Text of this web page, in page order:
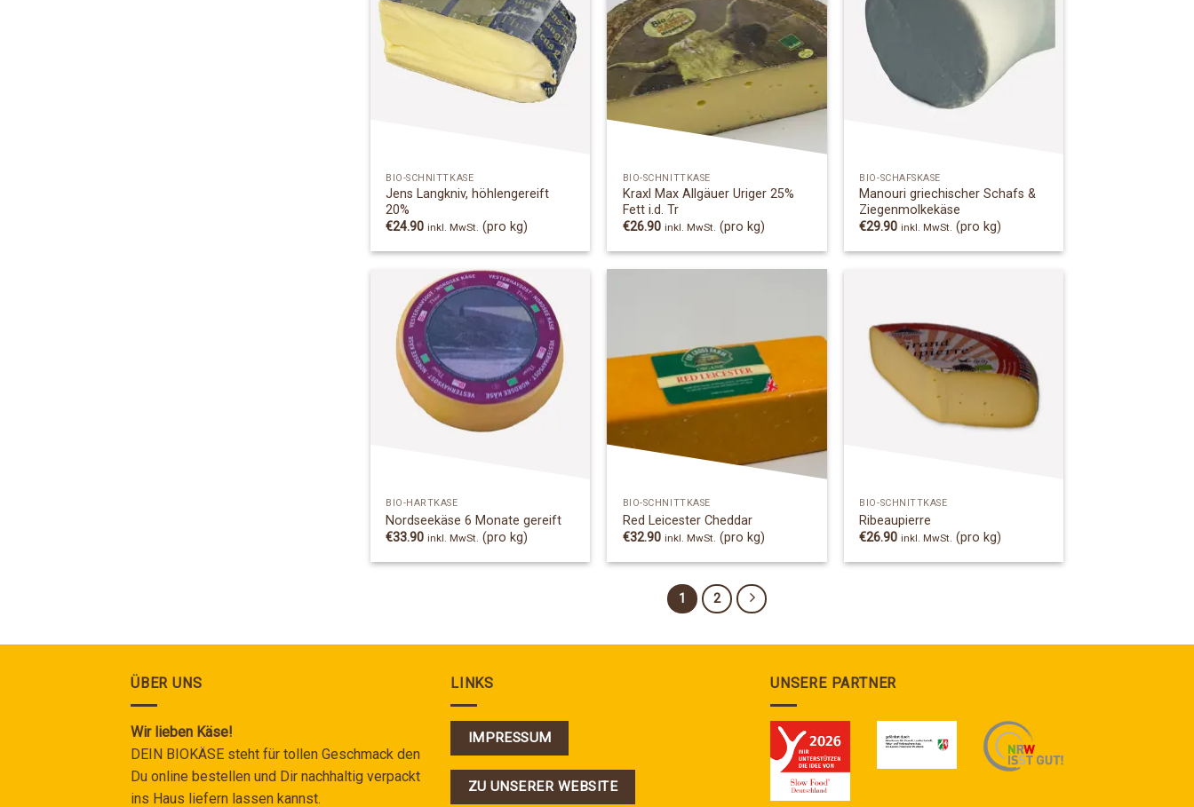
Add to
Wishlist
BIO-SCHNITTKÄSE
Jens Langkniv, höhlengereift
20%
€24.90 inkl. MwSt. (pro kg)
Add to
Wishlist
BIO-SCHNITTKÄSE
Kraxl Max Allgäuer Uriger 25%
Fett i.d. Tr
€26.90 inkl. MwSt. (pro kg)
BIO-SCHAFSKÄSE
Manouri griechischer Schafs &
Ziegenmolkekäse
€29.90 inkl. MwSt. (pro kg)
Add to
Wishlist
BIO-HARTKÄSE
Nordseekäse 6 Monate gereift
€33.90 inkl. MwSt. (pro kg)
BIO-SCHNITTKÄSE
Red Leicester Cheddar
€32.90 inkl. MwSt. (pro kg)
Add to
Wishlist
BIO-SCHNITTKÄSE
Ribeaupierre
€26.90 inkl. MwSt. (pro kg)
1 2
ÜBER UNS
Wir lieben Käse!
DEIN BIOKÄSE steht für tollen Geschmack den
Du online bestellen und Dir nachhaltig verpackt
ins Haus liefern lassen kannst.
LINKS
IMPRESSUM
ZU UNSERER WEBSITE
UNSERE PARTNER